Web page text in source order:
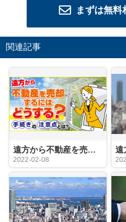
まずは無料
関連記事
遠方から不動産を売却するにはどうする？手続きの注意点とは？
2022-02-08